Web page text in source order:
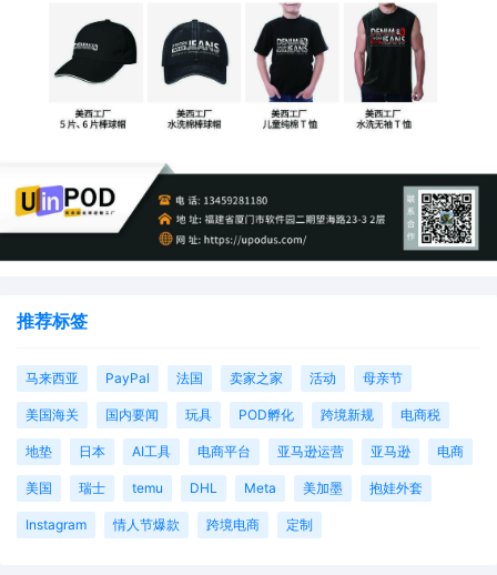
推荐标签
马来西亚 PayPal 法国 卖家之家 活动 母亲节
美国海关 国内要闻 玩具 POD孵化 跨境新规 电商税
地垫 日本 AI工具 电商平台 亚马逊运营 亚马逊 电商
美国 瑞士 temu DHL Meta 美加墨 抱娃外套
Instagram 情人节爆款 跨境电商 定制